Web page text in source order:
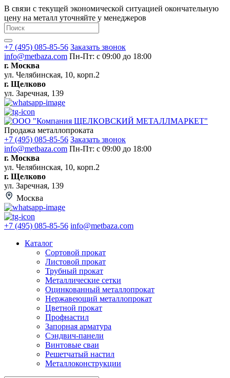
В связи с текущей экономической ситуацией окончательную
цену на металл уточняйте у менеджеров
+7 (495) 085-85-56 Заказать звонок
info@metbaza.com Пн-Пт: с 09:00 до 18:00
г. Москва
ул. Челябинская, 10, корп.2
г. Щелково
ул. Заречная, 139
Продажа металлопроката
+7 (495) 085-85-56 Заказать звонок
info@metbaza.com Пн-Пт: с 09:00 до 18:00
г. Москва
ул. Челябинская, 10, корп.2
г. Щелково
ул. Заречная, 139
Москва
+7 (495) 085-85-56 info@metbaza.com
Каталог
Сортовой прокат
Листовой прокат
Трубный прокат
Металлические сетки
Оцинкованный металлопрокат
Нержавеющий металлопрокат
Цветной прокат
Профнастил
Запорная арматура
Сэндвич-панели
Винтовые сваи
Решетчатый настил
Металлоконструкции